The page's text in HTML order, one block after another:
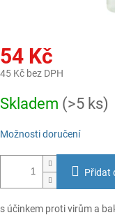
54 Kč
45 Kč bez DPH
cena:
Skladem (>5 ks)
Možnosti doručení
Přidat
s účinkem proti virům a